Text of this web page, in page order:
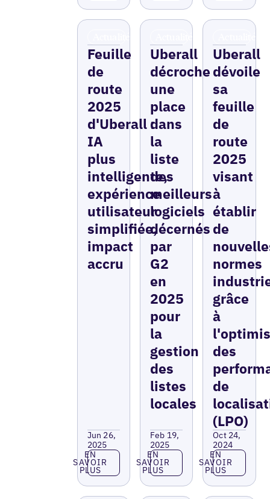
Feuille
de
route
2025
d'Uberall :
IA
plus
intelligente,
expérience
utilisateur
simplifiée,
impact
accru
Jun 26,
2025
En savoir plus
EN
SAVOIR
PLUS
Uberall
décroche
une
place
dans
la
liste
des
meilleurs
logiciels
décernés
par
G2
en
2025
pour
la
gestion
des
listes
locales
Feb 19,
2025
En savoir plus
EN
SAVOIR
PLUS
Uberall
dévoile
sa
feuille
de
route
2025
visant
à
établir
de
normes
grâce
à
des
de
(LPO)
Oct 24,
2024
En savoir
EN
SAVOIR
PLUS